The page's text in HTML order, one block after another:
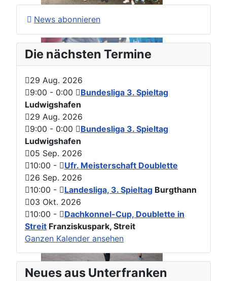
News abonnieren
Die nächsten Termine
29 Aug. 2026
9:00 - 0:00
Bundesliga 3. Spieltag
Ludwigshafen
29 Aug. 2026
9:00 - 0:00
Bundesliga 3. Spieltag
Ludwigshafen
05 Sep. 2026
10:00 -
Ufr. Meisterschaft Doublette
26 Sep. 2026
10:00 - Landesliga, 3. Spieltag Burgthann
03 Okt. 2026
10:00 -
Dachkonnel-Cup, Doublette in
Streit Franziskuspark, Streit
Ganzen Kalender ansehen
Neues aus Unterfranken